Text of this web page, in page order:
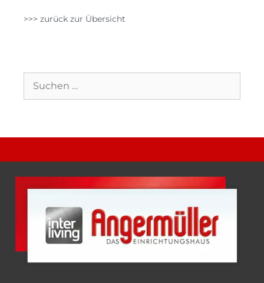
>>> zurück zur Übersicht